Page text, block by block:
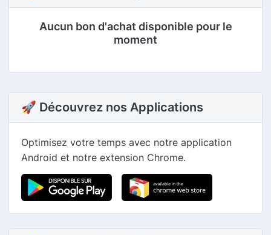
Aucun bon d'achat disponible pour le
moment
🚀 Découvrez nos Applications
Optimisez votre temps avec notre application
Android et notre extension Chrome.